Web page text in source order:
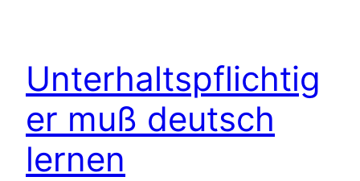
Unterhaltspflichtig
er muß deutsch
lernen